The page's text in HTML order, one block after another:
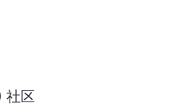
社区